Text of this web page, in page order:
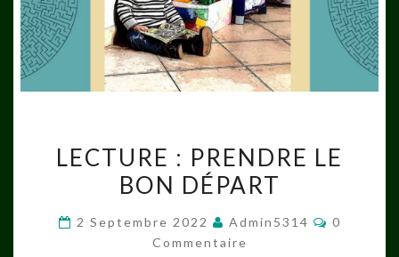
:
PRENDRE
BON
LECTURE : PRENDRE LE
BON DÉPART
2 Septembre 2022 Admin5314
0
Commentaire